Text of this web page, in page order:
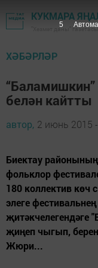
КУКМАРА
"Хезмәт даны"
ХӘБӘРЛӘР
белән кайтты
автор, 2 июнь 2015
Биектау
фольклор
180 коллектив көч
элеге
җитәкчелегендәге
җиңеп чыгып,
Жюри...
4